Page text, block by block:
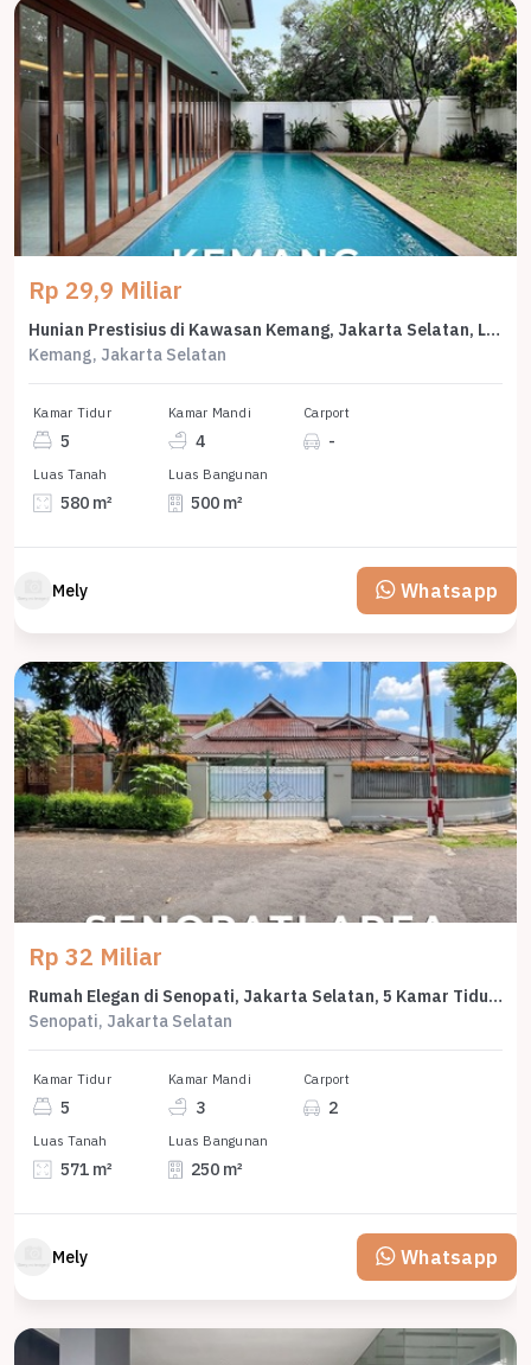
Rp 29,9 Miliar
Hunian Prestisius di Kawasan Kemang, Jakarta Selatan, LB 500m², Harga 29,9 Miliar
Kemang, Jakarta Selatan
Kamar Tidur
5
Kamar Mandi
4
Carport
-
Luas Tanah
580 m²
Luas Bangunan
500 m²
Mely Whatsapp
Rp 32 Miliar
Rumah Elegan di Senopati, Jakarta Selatan, 5 Kamar Tidur, LT 571m²
Senopati, Jakarta Selatan
Kamar Tidur
5
Kamar Mandi
3
Carport
2
Luas Tanah
571 m²
Luas Bangunan
250 m²
Mely Whatsapp